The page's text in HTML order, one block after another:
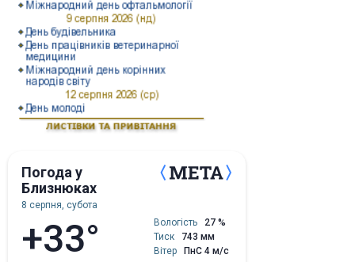
Погода у
Близнюках
8 серпня, субота
+33° Вологість
27 %
Тиск
743 мм
Вітер
ПнС 4 м/с